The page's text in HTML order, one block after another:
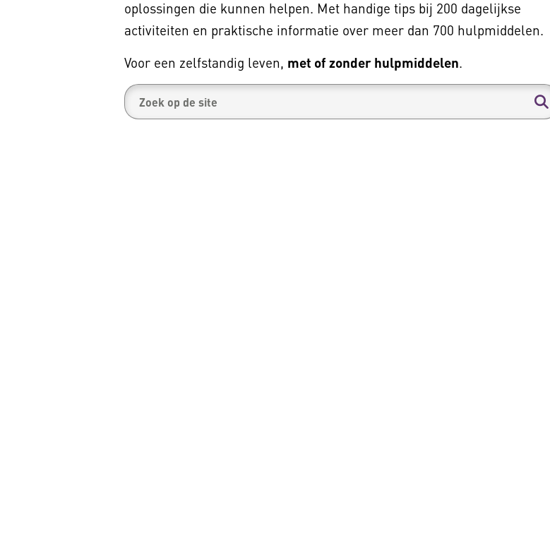
oplossingen die kunnen helpen. Met handige tips bij 200 dagelijkse
activiteiten en praktische informatie over meer dan 700 hulpmiddelen.
Voor een zelfstandig leven, met of zonder hulpmiddelen.